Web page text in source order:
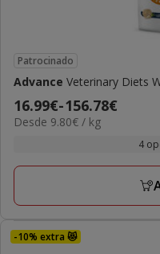
Patrocinado
Advance Veterinary Diets
Preço
de
a
16.99€-156.78€
9.80€
Desde 9.80€ / kg
4
-10% extra 😻